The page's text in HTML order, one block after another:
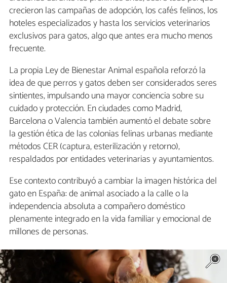
crecieron las campañas de adopción, los cafés felinos, los
hoteles especializados y hasta los servicios veterinarios
exclusivos para gatos, algo que antes era mucho menos
frecuente.
La propia Ley de Bienestar Animal española reforzó la
idea de que perros y gatos deben ser considerados seres
sintientes, impulsando una mayor conciencia sobre su
cuidado y protección. En ciudades como Madrid,
Barcelona o Valencia también aumentó el debate sobre
la gestión ética de las colonias felinas urbanas mediante
métodos CER (captura, esterilización y retorno),
respaldados por entidades veterinarias y ayuntamientos.
Ese contexto contribuyó a cambiar la imagen histórica del
gato en España: de animal asociado a la calle o la
independencia absoluta a compañero doméstico
plenamente integrado en la vida familiar y emocional de
millones de personas.